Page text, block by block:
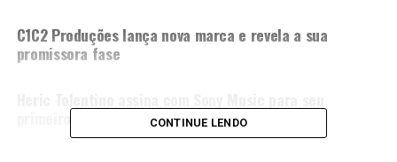
C1C2 Produções lança nova marca e revela a sua
promissora fase
primeiro projeto soloCONTINUE LENDO